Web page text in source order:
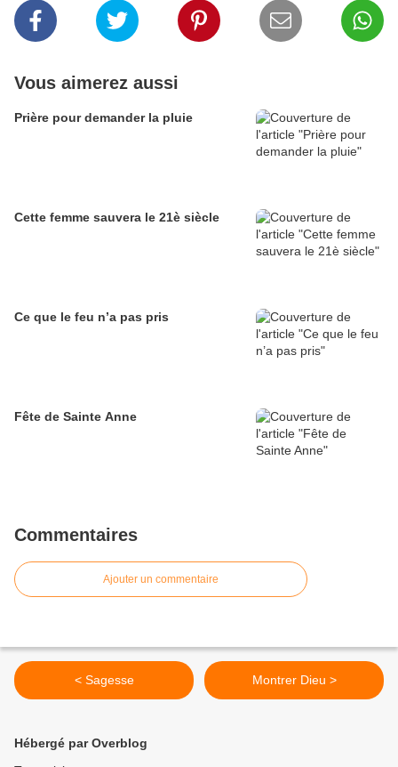
Vous aimerez aussi
Prière pour demander la pluie
Cette femme sauvera le 21è siècle
Ce que le feu n’a pas pris
Fête de Sainte Anne
Commentaires
Ajouter un commentaire
< Sagesse Montrer Dieu >
Hébergé par Overblog